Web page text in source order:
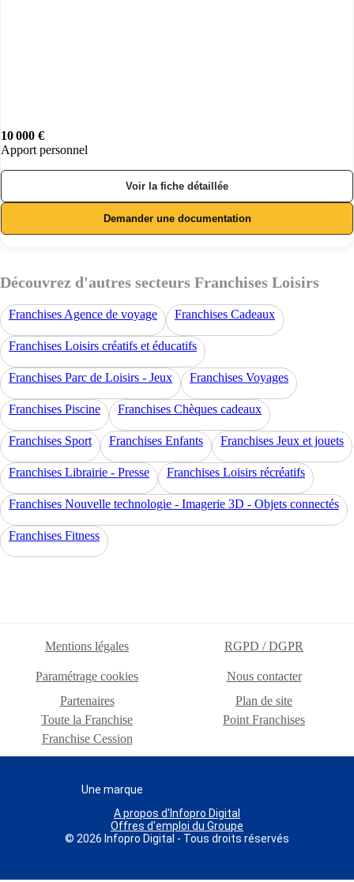
10 000 €
Apport personnel
Voir la fiche détaillée
Demander une documentation
Découvrez d'autres secteurs Franchises Loisirs
Franchises Agence de voyage Franchises Cadeaux
Franchises Loisirs créatifs et éducatifs
Franchises Parc de Loisirs - Jeux Franchises Voyages
Franchises Piscine Franchises Chèques cadeaux
Franchises Sport Franchises Enfants Franchises Jeux et jouets
Franchises Librairie - Presse Franchises Loisirs récréatifs
Franchises Nouvelle technologie - Imagerie 3D - Objets connectés
Franchises Fitness
Mentions légales RGPD / DGPR
Paramétrage cookies
Nous contacter
Partenaires
Plan de site
Toute la Franchise
Point Franchises
Franchise Cession
Une marque
A propos d'Infopro Digital
Offres d'emploi du Groupe
© 2026 Infopro Digital - Tous droits réservés